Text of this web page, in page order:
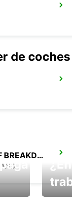
TAEGERWILEN EGLOFF BREAKDOWN SERV
de